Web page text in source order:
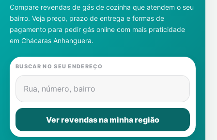
Cadastre-se
Gás
Contatos
Compare revendas de gás de cozinha que atendem o seu
bairro. Veja preço, prazo de entrega e formas de
pagamento para pedir gás online com mais praticidade
em Chácaras Anhanguera.
BUSCAR NO SEU ENDEREÇO
Rua, número, bairro
Ver revendas na minha região